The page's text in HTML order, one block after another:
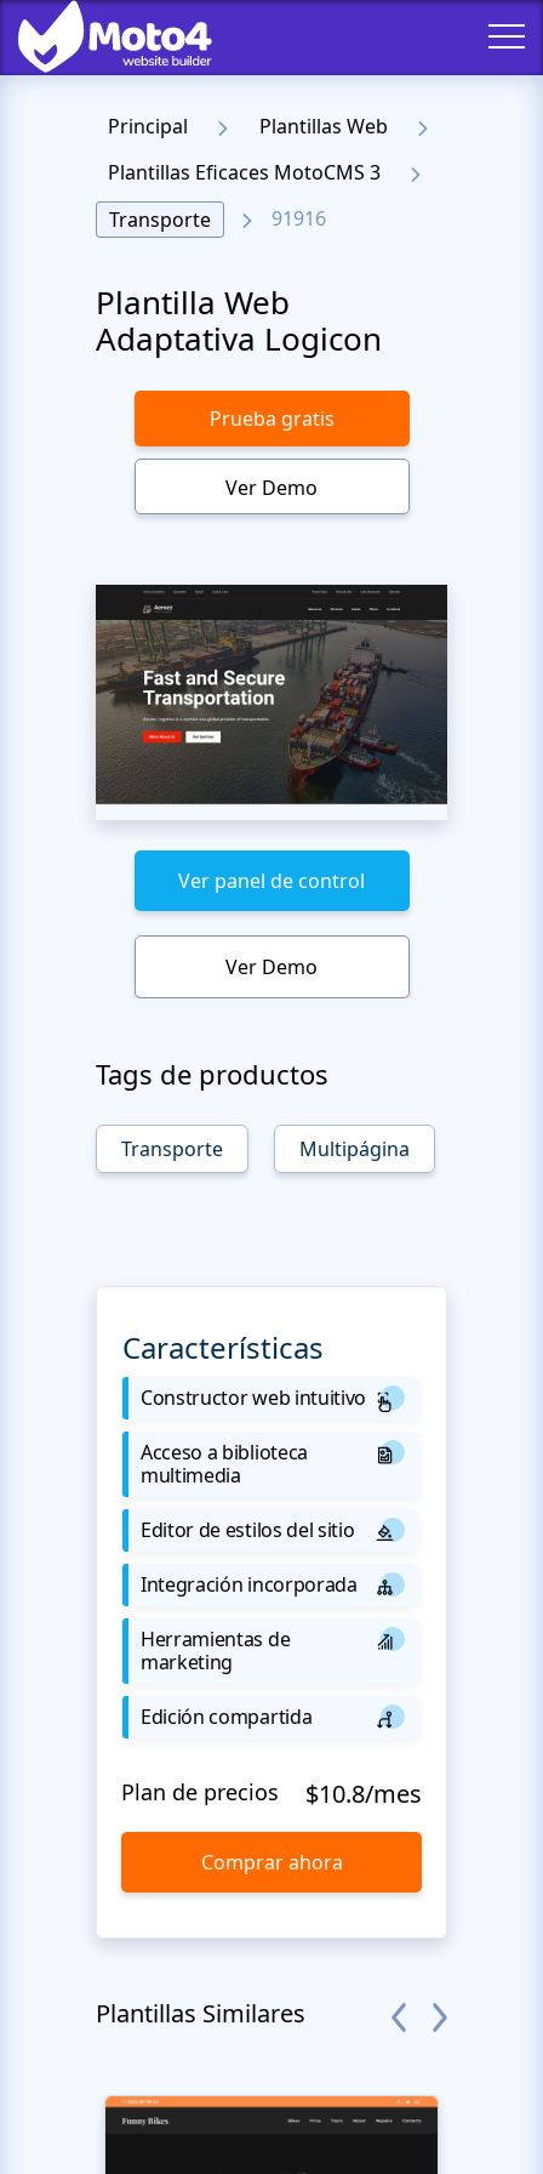
Principal
Plantillas Web
Plantillas Eficaces MotoCMS 3
Transporte
91916
Plantilla Web
Adaptativa Logicon
Prueba gratis
Ver Demo
Ver panel de control
Ver Demo
Tags de productos
Transporte Multipágina
Características
Constructor web intuitivo
Acceso a biblioteca
multimedia
Editor de estilos del sitio
Integración incorporada
Herramientas de
marketing
Edición compartida
Plan de precios $10.8/mes
Comprar ahora
Plantillas Similares